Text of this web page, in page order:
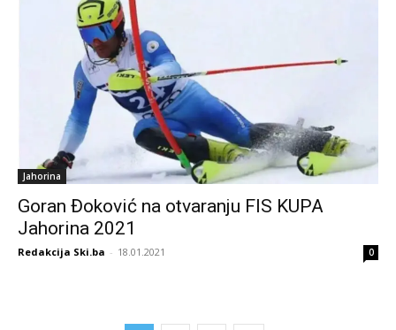
Jahorina
Goran Đoković na otvaranju FIS KUPA
Jahorina 2021
Redakcija Ski.ba - 18.01.2021 0